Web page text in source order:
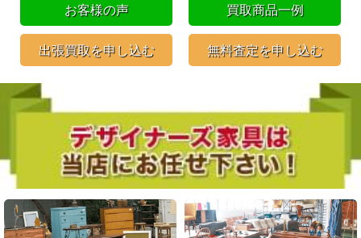
お客様の声 買取商品一例
出張買取を申し込む 無料査定を申し込む